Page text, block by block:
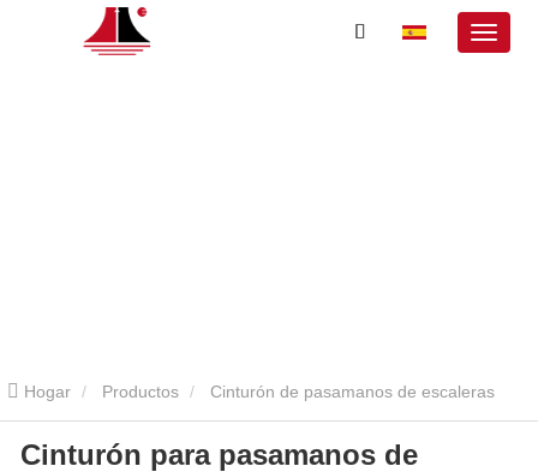
Hogar Productos Cinturón de pasamanos de escaleras
mecánicas Cinturón para pasamanos de escaleras mecánicas
Cinturón para pasamanos de